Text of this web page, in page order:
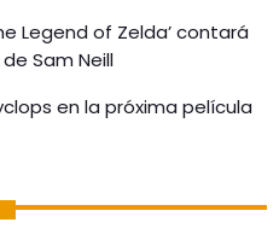
Legend of Zelda’ contará
Sam Neill
en la próxima película